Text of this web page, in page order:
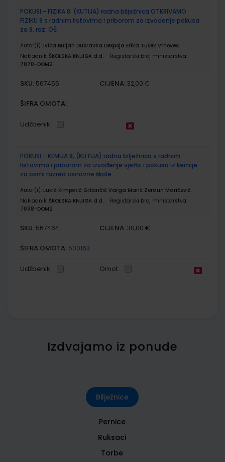
POKUSI - FIZIKA 8; (KUTIJA) radna bilježnica OTKRIVAMO
FIZIKU 8 s radnim listovima i priborom za izvođenje pokusa
za 8. raz. OŠ
Autor(i): Ivica Buljan Dubravka Despoja Erika Tušek Vrhovec
Nakladnik: ŠKOLSKA KNJIGA d.d.
Registarski broj ministarstva:
7070-DOM2
SKU: 567455 CIJENA: 32,00 €
ŠIFRA OMOTA:
Udžbenik
POKUSI - KEMIJA 8; (KUTIJA) radna bilježnica s radnim
listovima i priborom za izvođenje vježbi i pokusa iz kemije
za osmi razred osnovne škole
Autor(i): Lukić Krmpotić Gržančić Varga Marić Zerdun Maričević
Nakladnik: ŠKOLSKA KNJIGA d.d.
Registarski broj ministarstva:
7038-DOM2
SKU: 567464 CIJENA: 30,00 €
ŠIFRA OMOTA: 500163
Udžbenik Omot
Izdvajamo iz ponude
Bilježnice
Pernice
Ruksaci
Torbe